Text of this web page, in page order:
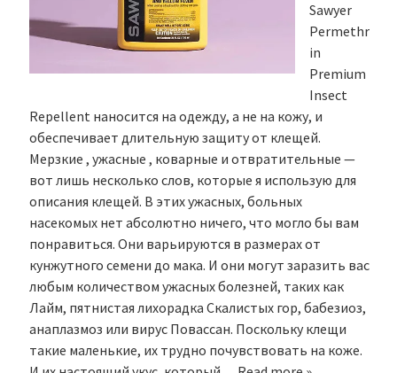
Sawyer
Permethr
in
Premium
Insect
Repellent наносится на одежду, а не на кожу, и
обеспечивает длительную защиту от клещей.
Мерзкие , ужасные , коварные и отвратительные —
вот лишь несколько слов, которые я использую для
описания клещей. В этих ужасных, больных
насекомых нет абсолютно ничего, что могло бы вам
понравиться. Они варьируются в размерах от
кунжутного семени до мака. И они могут заразить вас
любым количеством ужасных болезней, таких как
Лайм, пятнистая лихорадка Скалистых гор, бабезиоз,
анаплазмоз или вирус Повассан. Поскольку клещи
такие маленькие, их трудно почувствовать на коже.